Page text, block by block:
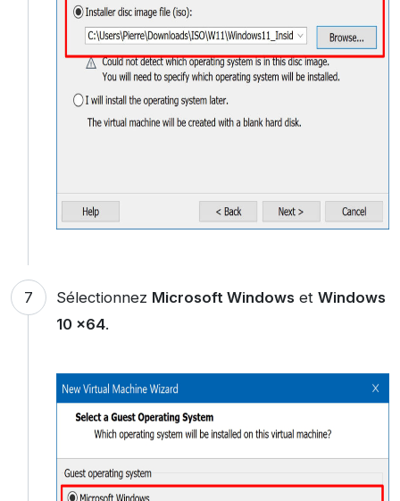
Sélectionnez Microsoft Windowset Windows
10 x64.